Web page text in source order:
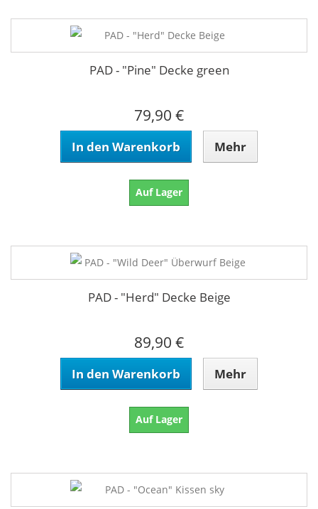
PAD - "Pine" Decke green
79,90 €
In den Warenkorb Mehr
Auf Lager
PAD - "Herd" Decke Beige
89,90 €
In den Warenkorb Mehr
Auf Lager